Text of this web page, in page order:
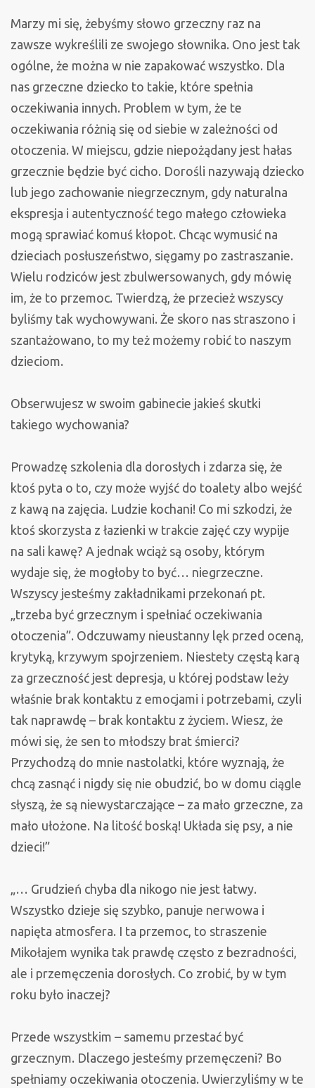
Marzy mi się, żebyśmy słowo grzeczny raz na
zawsze wykreślili ze swojego słownika. Ono jest tak
ogólne, że można w nie zapakować wszystko. Dla
nas grzeczne dziecko to takie, które spełnia
oczekiwania innych. Problem w tym, że te
oczekiwania różnią się od siebie w zależności od
otoczenia. W miejscu, gdzie niepożądany jest hałas
grzecznie będzie być cicho. Dorośli nazywają dziecko
lub jego zachowanie niegrzecznym, gdy naturalna
ekspresja i autentyczność tego małego człowieka
mogą sprawiać komuś kłopot. Chcąc wymusić na
dzieciach posłuszeństwo, sięgamy po zastraszanie.
Wielu rodziców jest zbulwersowanych, gdy mówię
im, że to przemoc. Twierdzą, że przecież wszyscy
byliśmy tak wychowywani. Że skoro nas straszono i
szantażowano, to my też możemy robić to naszym
dzieciom.
Obserwujesz w swoim gabinecie jakieś skutki
takiego wychowania?
Prowadzę szkolenia dla dorosłych i zdarza się, że
ktoś pyta o to, czy może wyjść do toalety albo wejść
z kawą na zajęcia. Ludzie kochani! Co mi szkodzi, że
ktoś skorzysta z łazienki w trakcie zajęć czy wypije
na sali kawę? A jednak wciąż są osoby, którym
wydaje się, że mogłoby to być… niegrzeczne.
Wszyscy jesteśmy zakładnikami przekonań pt.
„trzeba być grzecznym i spełniać oczekiwania
otoczenia”. Odczuwamy nieustanny lęk przed oceną,
krytyką, krzywym spojrzeniem. Niestety częstą karą
za grzeczność jest depresja, u której podstaw leży
właśnie brak kontaktu z emocjami i potrzebami, czyli
tak naprawdę – brak kontaktu z życiem. Wiesz, że
mówi się, że sen to młodszy brat śmierci?
Przychodzą do mnie nastolatki, które wyznają, że
chcą zasnąć i nigdy się nie obudzić, bo w domu ciągle
słyszą, że są niewystarczające – za mało grzeczne, za
mało ułożone. Na litość boską! Układa się psy, a nie
dzieci!”
„… Grudzień chyba dla nikogo nie jest łatwy.
Wszystko dzieje się szybko, panuje nerwowa i
napięta atmosfera. I ta przemoc, to straszenie
Mikołajem wynika tak prawdę często z bezradności,
ale i przemęczenia dorosłych. Co zrobić, by w tym
roku było inaczej?
Przede wszystkim – samemu przestać być
grzecznym. Dlaczego jesteśmy przemęczeni? Bo
spełniamy oczekiwania otoczenia. Uwierzyliśmy w te